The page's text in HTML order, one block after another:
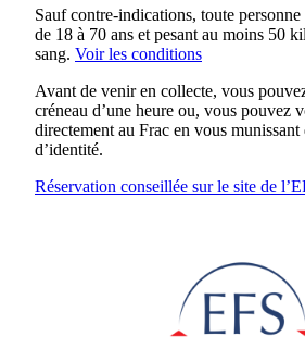
Sauf contre-indications, toute personne
de 18 à 70 ans et pesant au moins 50
sang. Voir les conditions
Avant de venir en collecte, vous
créneau d’une heure ou, vous pouvez
directement au Frac en vous
d’identité.
Réservation conseillée sur le site de